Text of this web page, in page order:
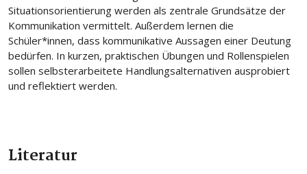
Situationsorientierung werden als zentrale Grundsätze der
Kommunikation vermittelt. Außerdem lernen die
Schüler*innen, dass kommunikative Aussagen einer Deutung
bedürfen. In kurzen, praktischen Übungen und Rollenspielen
sollen selbsterarbeitete Handlungsalternativen ausprobiert
und reflektiert werden.
Literatur